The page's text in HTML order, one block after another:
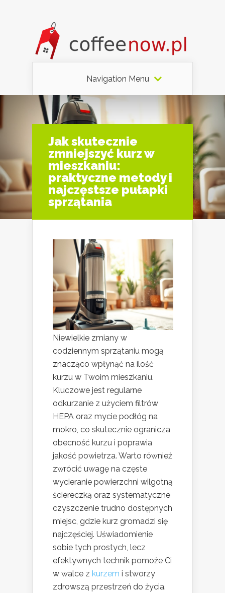
Navigation Menu
Jak skutecznie
zmniejszyć kurz w
mieszkaniu:
praktyczne metody i
najczęstsze pułapki
sprzątania
Niewielkie zmiany w
codziennym sprzątaniu mogą
znacząco wpłynąć na ilość
kurzu w Twoim mieszkaniu.
Kluczowe jest regularne
odkurzanie z użyciem filtrów
HEPA oraz mycie podłóg na
mokro, co skutecznie ogranicza
obecność kurzu i poprawia
jakość powietrza. Warto również
zwrócić uwagę na częste
wycieranie powierzchni wilgotną
ściereczką oraz systematyczne
czyszczenie trudno dostępnych
miejsc, gdzie kurz gromadzi się
najczęściej. Uświadomienie
sobie tych prostych, lecz
efektywnych technik pomoże Ci
w walce z kurzem i stworzy
zdrowszą przestrzeń do życia.